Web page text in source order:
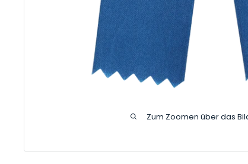
Zum Zoomen über das